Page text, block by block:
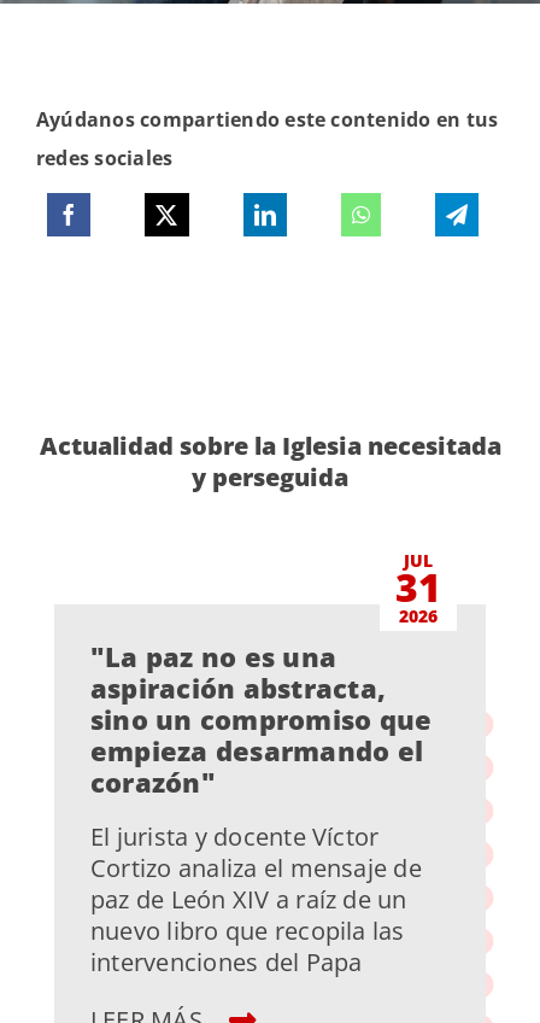
Ayúdanos compartiendo este contenido en tus
redes sociales
Actualidad sobre la Iglesia necesitada
y perseguida
JUL
31
2026
"La paz no es una
aspiración abstracta,
sino un compromiso que
empieza desarmando el
corazón"
El jurista y docente Víctor
Cortizo analiza el mensaje de
paz de León XIV a raíz de un
nuevo libro que recopila las
intervenciones del Papa